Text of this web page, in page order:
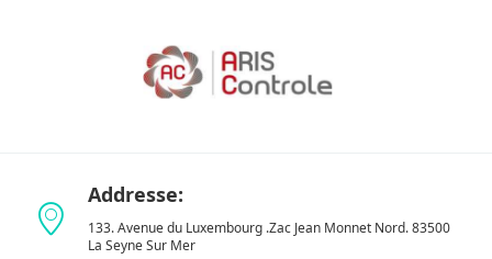
Addresse:
133. Avenue du Luxembourg .Zac Jean Monnet Nord. 83500
La Seyne Sur Mer